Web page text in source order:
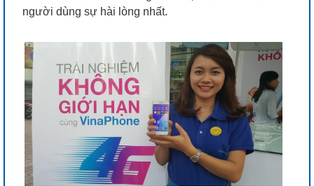
người dùng sự hài lòng nhất.